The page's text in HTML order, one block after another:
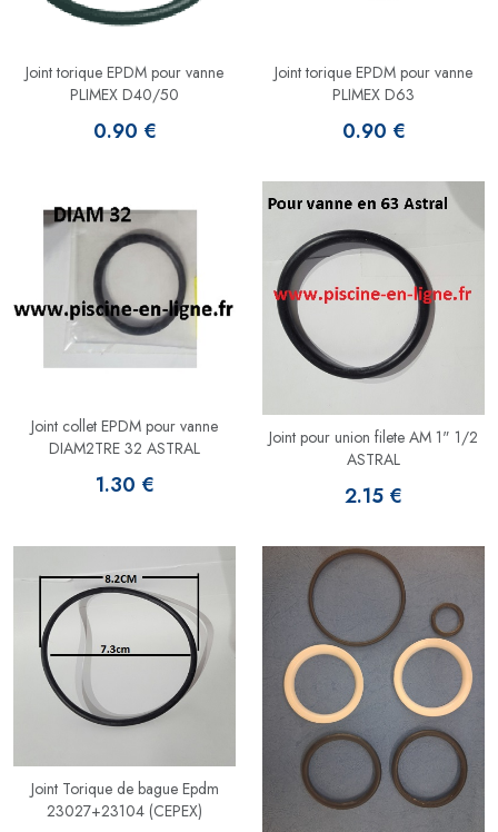
Joint torique EPDM pour vanne
PLIMEX D40/50
0.90 €
Joint torique EPDM pour vanne
PLIMEX D63
0.90 €
Joint collet EPDM pour vanne
DIAM2TRE 32 ASTRAL
1.30 €
Joint pour union filete AM 1" 1/2
ASTRAL
2.15 €
Joint Torique de bague Epdm
23027+23104 (CEPEX)